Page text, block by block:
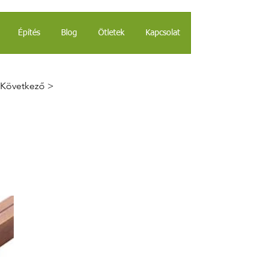
Építés Blog Ötletek Kapcsolat
Következő >